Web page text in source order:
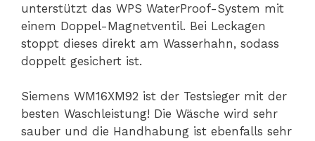
unterstützt das WPS WaterProof-System mit
einem Doppel-Magnetventil. Bei Leckagen
stoppt dieses direkt am Wasserhahn, sodass
doppelt gesichert ist.
Siemens WM16XM92 ist der Testsieger mit der
besten Waschleistung! Die Wäsche wird sehr
sauber und die Handhabung ist ebenfalls sehr